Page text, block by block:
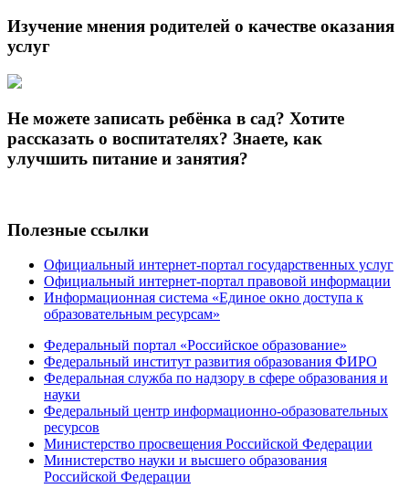
Изучение мнения родителей о качестве оказания
услуг
Не можете записать ребёнка в сад? Хотите
рассказать о воспитателях? Знаете, как
улучшить питание и занятия?
Полезные ссылки
Официальный интернет-портал государственных услуг
Официальный интернет-портал правовой информации
Информационная система «Единое окно доступа к
образовательным ресурсам»
Федеральный портал «Российское образование»
Федеральный институт развития образования ФИРО
Федеральная служба по надзору в сфере образования и
науки
Федеральный центр информационно-образовательных
ресурсов
Министерство просвещения Российской Федерации
Министерство науки и высшего образования
Российской Федерации